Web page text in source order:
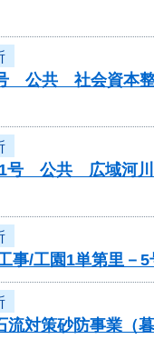
公共 社会資本
1号 公共 広域河
/工園1単第里－5
流対策砂防事業